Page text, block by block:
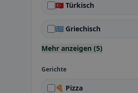
🇹🇷 Türkisch
🇬🇷 Griechisch
Mehr anzeigen (5)
Gerichte
🍕 Pizza